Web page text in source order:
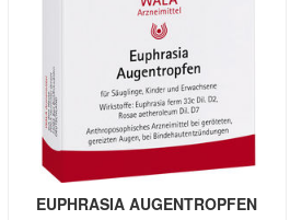
EUPHRASIA AUGENTROPFEN